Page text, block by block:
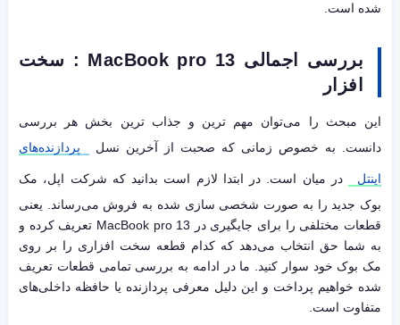
شده است.
بررسی اجمالی MacBook pro 13 : سخت
افزار
این مبحث را می‌توان مهم ترین و جذاب ترین بخش هر بررسی
دانست. به خصوص زمانی که صحبت از آخرین نسل
پردازنده‌های
اینتل
در میان است. در ابتدا لازم است بدانید که شرکت اپل، مک
بوک جدید را به صورت شخصی سازی شده به فروش می‌رساند. یعنی
قطعات مختلفی را برای جایگیری در MacBook pro 13 تعریف کرده و
به شما حق انتخاب می‌دهد که کدام قطعه سخت افزاری را بر روی
مک بوک خود سوار کنید. ما در ادامه به بررسی تمامی قطعات تعریف
شده خواهیم پرداخت و این دلیل معرفی پردازنده یا حافظه داخلی‌های
متفاوت است.